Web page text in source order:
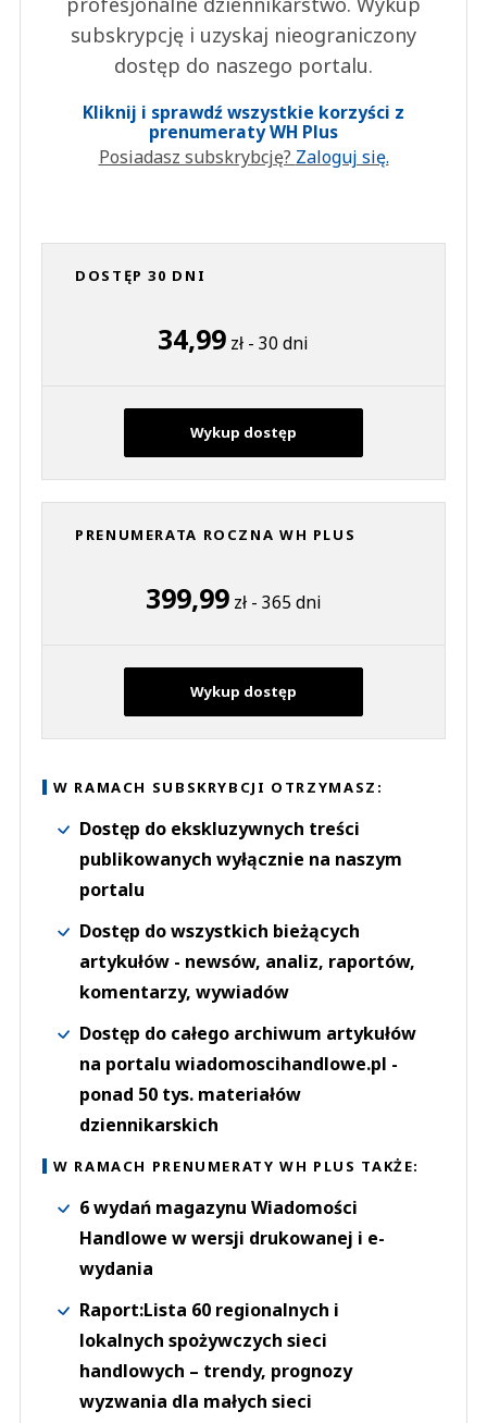
subskrypcję i uzyskaj nieograniczony
dostęp do naszego portalu.
Kliknij i sprawdź wszystkie korzyści z
prenumeraty WH Plus
Posiadasz subskrybcję? Zaloguj się.
DOSTĘP 30 DNI
34,99 zł - 30 dni
Wykup dostęp
PRENUMERATA ROCZNA WH PLUS
399,99zł - 365 dni
Wykup dostęp
W RAMACH SUBSKRYBCJI OTRZYMASZ:
Dostęp do ekskluzywnych treści
publikowanych wyłącznie na naszym
portalu
Dostęp do wszystkich bieżących
artykułów - newsów, analiz, raportów,
komentarzy, wywiadów
Dostęp do całego archiwum artykułów
na portalu wiadomoscihandlowe.pl -
ponad 50 tys. materiałów
dziennikarskich
W RAMACH PRENUMERATY WH PLUS TAKŻE:
6 wydań magazynu Wiadomości
Handlowe w wersji drukowanej i e-
wydania
Raport:Lista 60 regionalnych i
lokalnych spożywczych sieci
handlowych – trendy, prognozy
wyzwania dla małych sieci